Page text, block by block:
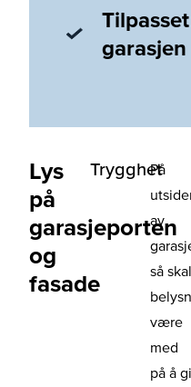
garasjen
Lys
på
garasjeporten
og
fasade
Trygghet
På
av
så skal
være
med
på å gi